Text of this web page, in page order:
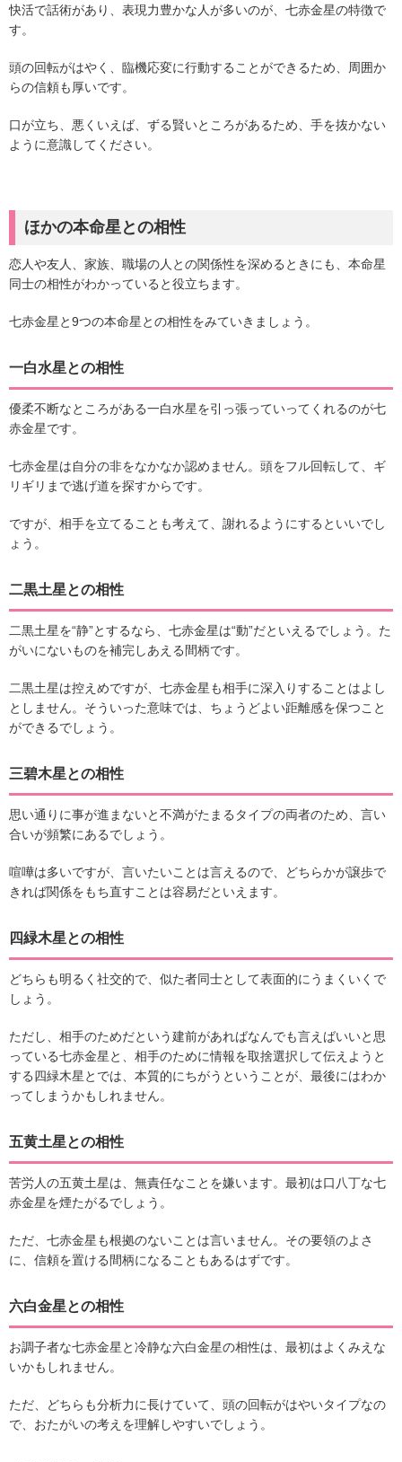
快活で話術があり、表現力豊かな人が多いのが、七赤金星の特徴で
す。
頭の回転がはやく、臨機応変に行動することができるため、周囲か
らの信頼も厚いです。
口が立ち、悪くいえば、ずる賢いところがあるため、手を抜かない
ように意識してください。
ほかの本命星との相性
恋人や友人、家族、職場の人との関係性を深めるときにも、本命星
同士の相性がわかっていると役立ちます。
七赤金星と9つの本命星との相性をみていきましょう。
一白水星との相性
優柔不断なところがある一白水星を引っ張っていってくれるのが七
赤金星です。
七赤金星は自分の非をなかなか認めません。頭をフル回転して、ギ
リギリまで逃げ道を探すからです。
ですが、相手を立てることも考えて、謝れるようにするといいでし
ょう。
二黒土星との相性
二黒土星を“静”とするなら、七赤金星は“動”だといえるでしょう。た
がいにないものを補完しあえる間柄です。
二黒土星は控えめですが、七赤金星も相手に深入りすることはよし
としません。そういった意味では、ちょうどよい距離感を保つこと
ができるでしょう。
三碧木星との相性
思い通りに事が進まないと不満がたまるタイプの両者のため、言い
合いが頻繁にあるでしょう。
喧嘩は多いですが、言いたいことは言えるので、どちらかが譲歩で
きれば関係をもち直すことは容易だといえます。
四緑木星との相性
どちらも明るく社交的で、似た者同士として表面的にうまくいくで
しょう。
ただし、相手のためだという建前があればなんでも言えばいいと思
っている七赤金星と、相手のために情報を取捨選択して伝えようと
する四緑木星とでは、本質的にちがうということが、最後にはわか
ってしまうかもしれません。
五黄土星との相性
苦労人の五黄土星は、無責任なことを嫌います。最初は口八丁な七
赤金星を煙たがるでしょう。
ただ、七赤金星も根拠のないことは言いません。その要領のよさ
に、信頼を置ける間柄になることもあるはずです。
六白金星との相性
お調子者な七赤金星と冷静な六白金星の相性は、最初はよくみえな
いかもしれません。
ただ、どちらも分析力に長けていて、頭の回転がはやいタイプなの
で、おたがいの考えを理解しやすいでしょう。